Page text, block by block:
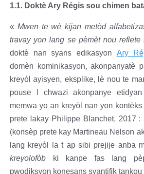
1.1. Doktè Ary Régis sou chimen
« Mwen te wè kijan metòd
travay yon lang se pèmèt nou reflete
doktè nan syans edikasyon Ary
domèn kominikasyon, akonpanyatè
kreyòl ayisyen, eksplike, lè nou te
pouse l chwazi akonpanye
memwa yo an kreyòl nan yon
prete lakay Philippe Blanchet, 2017 :
(konsèp prete kay Martineau Nelson
lang kreyòl la t ap sibi prejije anba
kreyolofòb ki kanpe fas lang
pwodiksyon konesans syantifik